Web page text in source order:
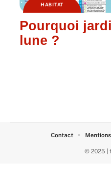
HABITAT
Pourquoi
lune ?
© 2025 |
Contact